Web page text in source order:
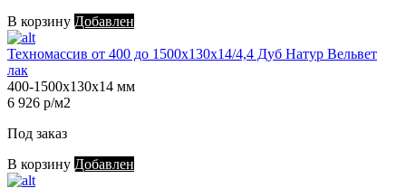
В корзину Добавлен
Техномассив от 400 до 1500х130х14/4,4 Дуб Натур Вельвет
лак
400-1500х130х14 мм
6 926 р/м2
Под заказ
В корзину Добавлен